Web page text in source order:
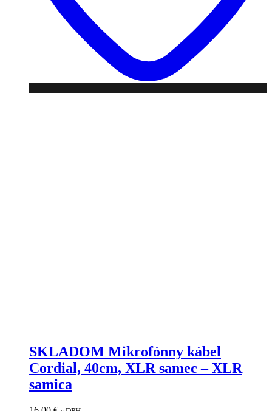
SKLADOM Mikrofónny kábel
Cordial, 40cm, XLR samec – XLR
samica